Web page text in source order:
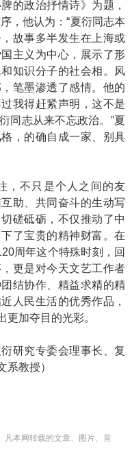
政治抒情诗》为题，
，他认为：“夏衍同志本
故事多半发生在上海或
主义为中心，展示了形
知识分子的社会相。风
笔墨渗透了感情。他的
我得赶紧声明，这不是
同志从来不忘政治。”夏
，的确自成一家、别具
不只是个人之间的友
助、共同奋斗的生动写
磋砥砺，不仅推动了中
了宝贵的精神财富。在
周年这个特殊时刻，回
更是对今天文艺工作者
结协作、精益求精的精
人民生活的优秀作品，
加夺目的光彩。
研究专委会理事长、复
系教授）
凡本网转载的文章、图片、音